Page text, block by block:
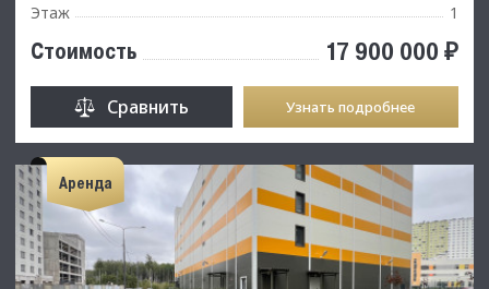
Этаж
1
Стоимость 17 900 000 ₽
Сравнить Узнать подробнее
Аренда